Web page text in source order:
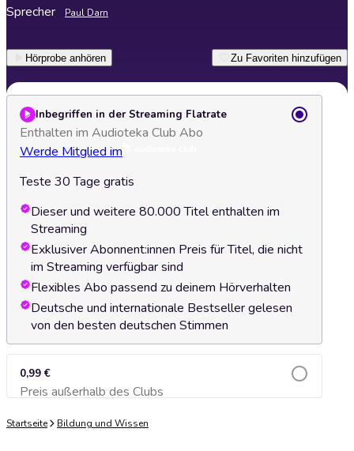
Sprecher Paul Darn
Hörprobe anhören Zu Favoriten hinzufügen
Inbegriffen in der Streaming Flatrate
Enthalten im Audioteka Club Abo
Werde Mitglied im
Teste 30 Tage gratis
Dieser und weitere 80.000 Titel enthalten im
Streaming
Exklusiver Abonnent:innen Preis für Titel, die nicht
im Streaming verfügbar sind
Flexibles Abo passend zu deinem Hörverhalten
Deutsche und internationale Bestseller gelesen
von den besten deutschen Stimmen
0,99 €
Preis außerhalb des ClubsZum Warenkorb hinzufügen
Startseite Bildung und Wissen